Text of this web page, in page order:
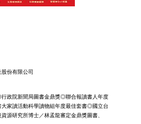
份有限公司
政院新聞局圖書金鼎獎◎聯合報讀書人年度
家讀活動科學讀物組年度最佳套書◎國立台
源研究所博士／林孟龍審定金鼎獎圖書、